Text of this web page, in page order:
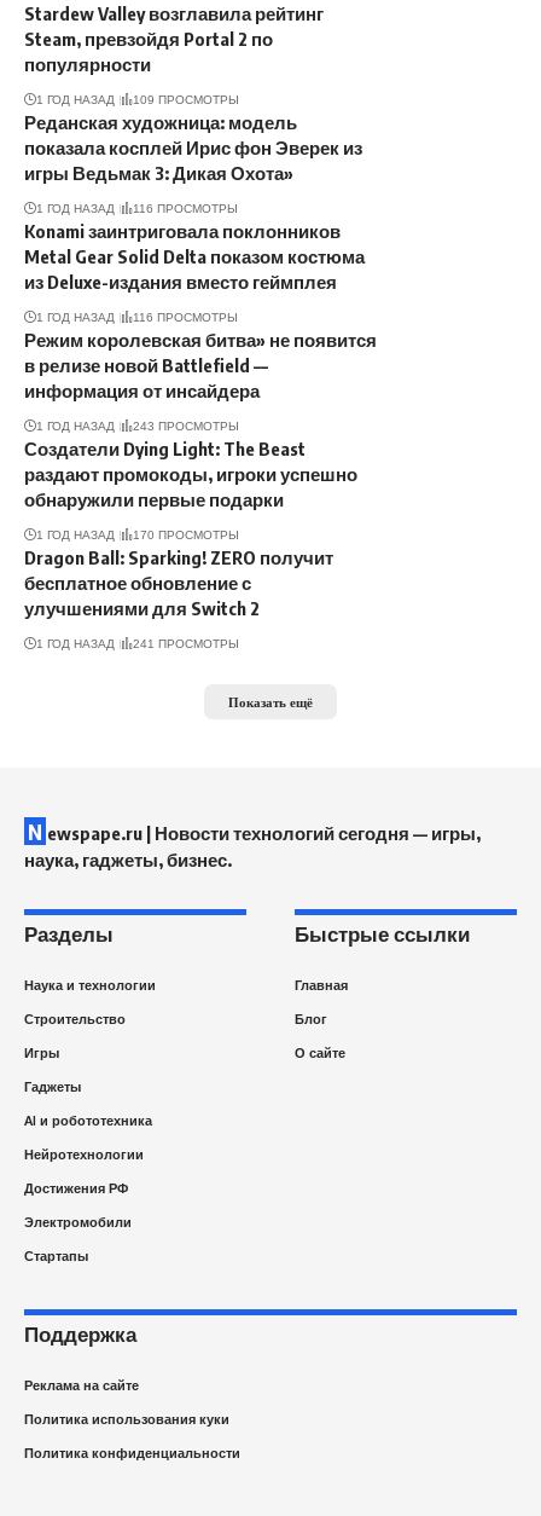
Stardew Valley возглавила рейтинг
Steam, превзойдя Portal 2 по
популярности
1 ГОД НАЗАД 109 ПРОСМОТРЫ
Реданская художница: модель
показала косплей Ирис фон Эверек из
игры Ведьмак 3: Дикая Охота»
1 ГОД НАЗАД 116 ПРОСМОТРЫ
Konami заинтриговала поклонников
Metal Gear Solid Delta показом костюма
из Deluxe-издания вместо геймплея
1 ГОД НАЗАД 116 ПРОСМОТРЫ
Режим королевская битва» не появится
в релизе новой Battlefield —
информация от инсайдера
1 ГОД НАЗАД 243 ПРОСМОТРЫ
Создатели Dying Light: The Beast
раздают промокоды, игроки успешно
обнаружили первые подарки
1 ГОД НАЗАД 170 ПРОСМОТРЫ
Dragon Ball: Sparking! ZERO получит
бесплатное обновление с
улучшениями для Switch 2
1 ГОД НАЗАД 241 ПРОСМОТРЫ
Показать ещё
N ewspape.ru | Новости технологий сегодня — игры,
наука, гаджеты, бизнес.
Разделы
Наука и технологии
Строительство
Игры
Гаджеты
AI и робототехника
Нейротехнологии
Достижения РФ
Электромобили
Стартапы
Быстрые ссылки
Главная
Блог
О сайте
Поддержка
Реклама на сайте
Политика использования куки
Политика конфиденциальности